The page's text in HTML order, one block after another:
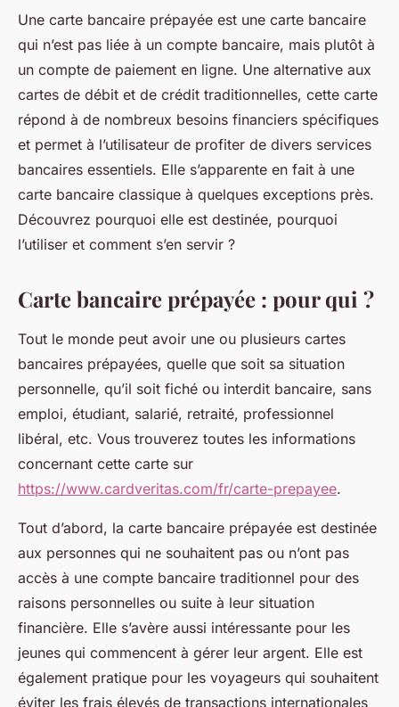
Une carte bancaire prépayée est une carte bancaire
qui n’est pas liée à un compte bancaire, mais plutôt à
un compte de paiement en ligne. Une alternative aux
cartes de débit et de crédit traditionnelles, cette carte
répond à de nombreux besoins financiers spécifiques
et permet à l’utilisateur de profiter de divers services
bancaires essentiels. Elle s’apparente en fait à une
carte bancaire classique à quelques exceptions près.
Découvrez pourquoi elle est destinée, pourquoi
l’utiliser et comment s’en servir ?
Carte bancaire prépayée : pour qui ?
Tout le monde peut avoir une ou plusieurs cartes
bancaires prépayées, quelle que soit sa situation
personnelle, qu’il soit fiché ou interdit bancaire, sans
emploi, étudiant, salarié, retraité, professionnel
libéral, etc. Vous trouverez toutes les informations
concernant cette carte sur
https://www.cardveritas.com/fr/carte-prepayee.
Tout d’abord, la carte bancaire prépayée est destinée
aux personnes qui ne souhaitent pas ou n’ont pas
accès à une compte bancaire traditionnel pour des
raisons personnelles ou suite à leur situation
financière. Elle s’avère aussi intéressante pour les
jeunes qui commencent à gérer leur argent. Elle est
également pratique pour les voyageurs qui souhaitent
éviter les frais élevés de transactions internationales